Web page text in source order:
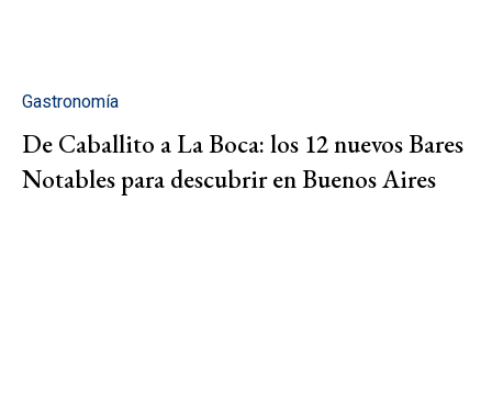
Gastronomía
De Caballito a La Boca: los 12 nuevos Bares
Notables para descubrir en Buenos Aires